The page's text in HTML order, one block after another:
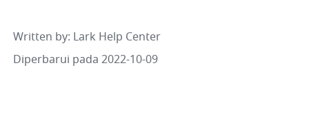
Written by: Lark Help Center
Diperbarui pada 2022-10-09